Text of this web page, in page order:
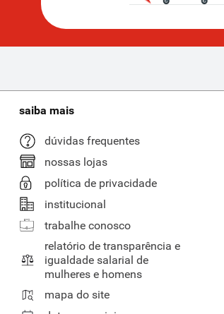
saiba mais
dúvidas frequentes
nossas lojas
política de privacidade
institucional
trabalhe conosco
relatório de transparência e
igualdade salarial de
mulheres e homens
mapa do site